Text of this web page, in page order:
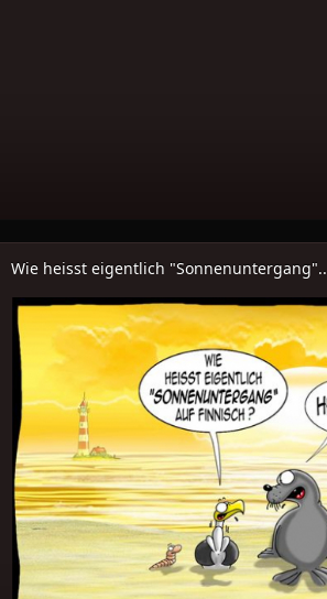
Wie heisst eigentlich "Sonnenuntergang"..